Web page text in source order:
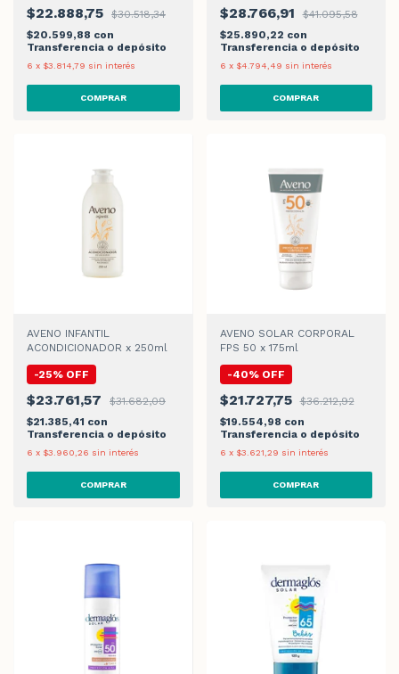
$22.888,75
$30.518,34
$20.599,88 con
Transferencia o depósito
6 x $3.814,79 sin interés
$28.766,91
$41.095,58
$25.890,22 con
Transferencia o depósito
6 x $4.794,49 sin interés
AVENO INFANTIL
ACONDICIONADOR x 250ml
-25% OFF
$23.761,57
$31.682,09
$21.385,41 con
Transferencia o depósito
6 x $3.960,26 sin interés
AVENO SOLAR CORPORAL
FPS 50 x 175ml
-40% OFF
$21.727,75
$36.212,92
$19.554,98 con
Transferencia o depósito
6 x $3.621,29 sin interés